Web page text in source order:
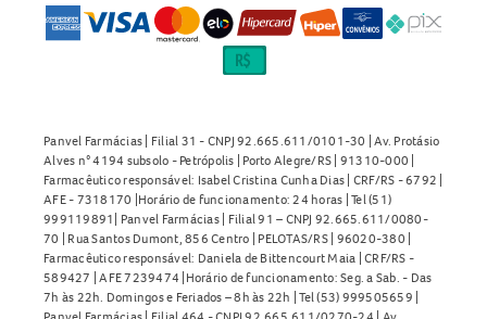
Panvel Farmácias | Filial 31 - CNPJ 92.665.611/0101-30 | Av. Protásio
Alves n° 4194 subsolo - Petrópolis | Porto Alegre/RS | 91310-000 |
Farmacêutico responsável: Isabel Cristina Cunha Dias | CRF/RS - 6792 |
AFE - 7318170 |Horário de funcionamento: 24 horas | Tel (51)
999119891| Panvel Farmácias | Filial 91 – CNPJ 92.665.611/0080-
70 | Rua Santos Dumont, 856 Centro | PELOTAS/RS | 96020-380 |
Farmacêutico responsável: Daniela de Bittencourt Maia | CRF/RS -
589427 | AFE 7239474 |Horário de funcionamento: Seg. a Sab. - Das
7h às 22h. Domingos e Feriados – 8h às 22h | Tel (53) 999505659 |